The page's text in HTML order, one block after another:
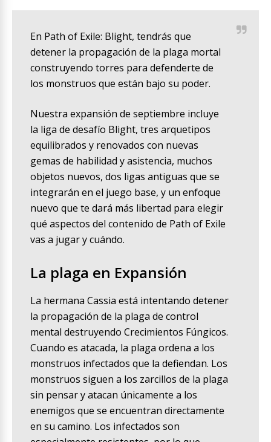
En Path of Exile: Blight, tendrás que
detener la propagación de la plaga mortal
construyendo torres para defenderte de
los monstruos que están bajo su poder.
Nuestra expansión de septiembre incluye
la liga de desafío Blight, tres arquetipos
equilibrados y renovados con nuevas
gemas de habilidad y asistencia, muchos
objetos nuevos, dos ligas antiguas que se
integrarán en el juego base, y un enfoque
nuevo que te dará más libertad para elegir
qué aspectos del contenido de Path of Exile
vas a jugar y cuándo.
La plaga en Expansión
La hermana Cassia está intentando detener
la propagación de la plaga de control
mental destruyendo Crecimientos Fúngicos.
Cuando es atacada, la plaga ordena a los
monstruos infectados que la defiendan. Los
monstruos siguen a los zarcillos de la plaga
sin pensar y atacan únicamente a los
enemigos que se encuentran directamente
en su camino. Los infectados son